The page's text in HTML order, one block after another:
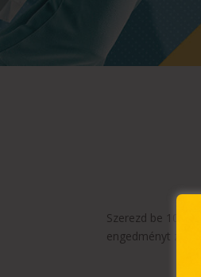
Szerezd be 10-
engedményt